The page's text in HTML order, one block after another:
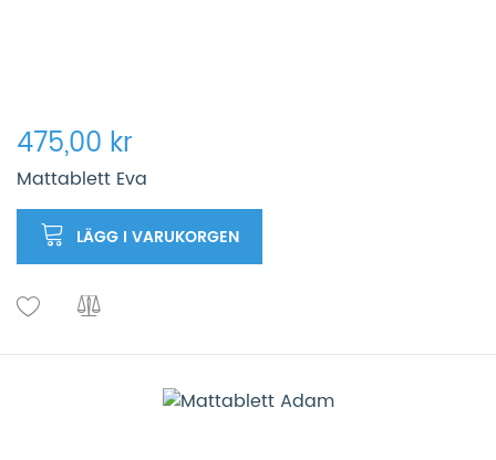
475,00 kr
Mattablett Eva
LÄGG I VARUKORGEN